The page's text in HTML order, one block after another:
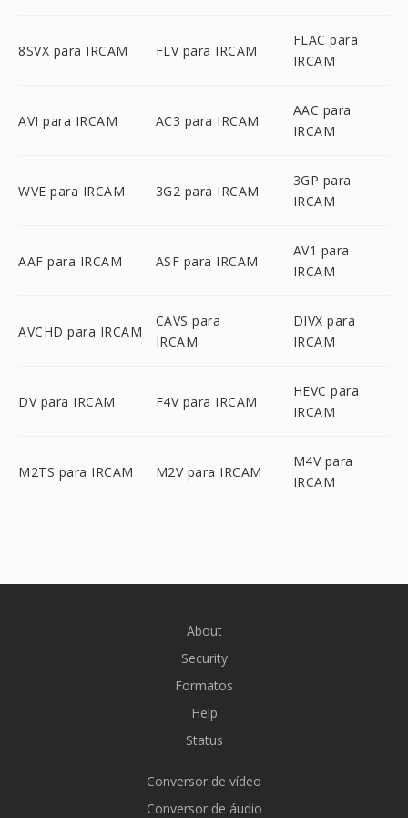
8SVX para IRCAM FLV para IRCAM
FLAC para
IRCAM
AVI para IRCAM AC3 para IRCAM
AAC para
IRCAM
WVE para IRCAM 3G2 para IRCAM
3GP para
IRCAM
AAF para IRCAM ASF para IRCAM
AV1 para
IRCAM
AVCHD para IRCAM
CAVS para
IRCAM
DIVX para
IRCAM
DV para IRCAM F4V para IRCAM
HEVC para
IRCAM
M2TS para IRCAM M2V para IRCAM
M4V para
IRCAM
About
Security
Formatos
Help
Status
Conversor de vídeo
Conversor de áudio